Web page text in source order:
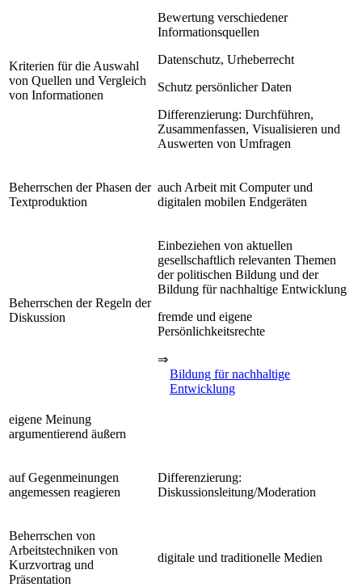
Kriterien für die Auswahl
von Quellen und Vergleich
von Informationen
Bewertung verschiedener
Informationsquellen
Datenschutz, Urheberrecht
Schutz persönlicher Daten
Differenzierung: Durchführen,
Zusammenfassen, Visualisieren und
Auswerten von Umfragen
Beherrschen der Phasen der
Textproduktion
auch Arbeit mit Computer und
digitalen mobilen Endgeräten
Beherrschen der Regeln der
Diskussion
Einbeziehen von aktuellen
gesellschaftlich relevanten Themen
der politischen Bildung und der
Bildung für nachhaltige Entwicklung
fremde und eigene
Persönlichkeitsrechte
⇒
Bildung für nachhaltige
Entwicklung
eigene Meinung
argumentierend äußern
auf Gegenmeinungen
angemessen reagieren
Differenzierung:
Diskussionsleitung/Moderation
Beherrschen von
Arbeitstechniken von
Kurzvortrag und
Präsentation
digitale und traditionelle Medien